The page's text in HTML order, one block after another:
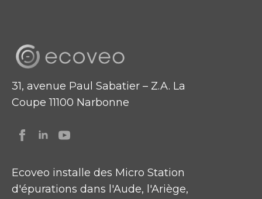
31, avenue Paul Sabatier – Z.A. La
Coupe 11100 Narbonne
Ecoveo installe des Micro Station
d'épurations dans l'Aude, l'Ariège,